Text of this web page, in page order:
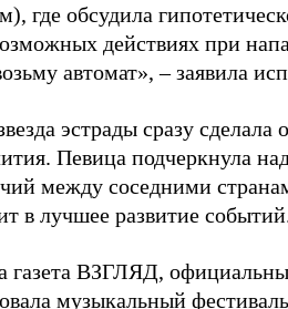
где обсудила
действиях при
автомат», – заявила
эстрады сразу сделала
Певица подчеркнула
между соседними
в лучшее развитие
газета ВЗГЛЯД,
музыкальный